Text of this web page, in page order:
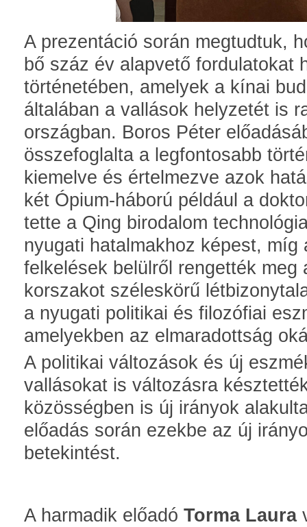
A prezentáció során megtudtuk,
bő száz év alapvető fordulatokat
történetében, amelyek a kínai
általában a vallások helyzetét is
országban. Boros Péter
összefoglalta a legfontosabb
kiemelve és értelmezve azok
két Ópium-háború például a
tette a Qing birodalom
nyugati hatalmakhoz képest, míg
felkelések belülről rengették meg
korszakot széleskörű
a nyugati politikai és filozófiai
amelyekben az elmaradottság
A politikai változások és új
vallásokat is változásra
közösségben is új irányok
előadás során ezekbe az új
betekintést.
A harmadik előadó Torma Laura